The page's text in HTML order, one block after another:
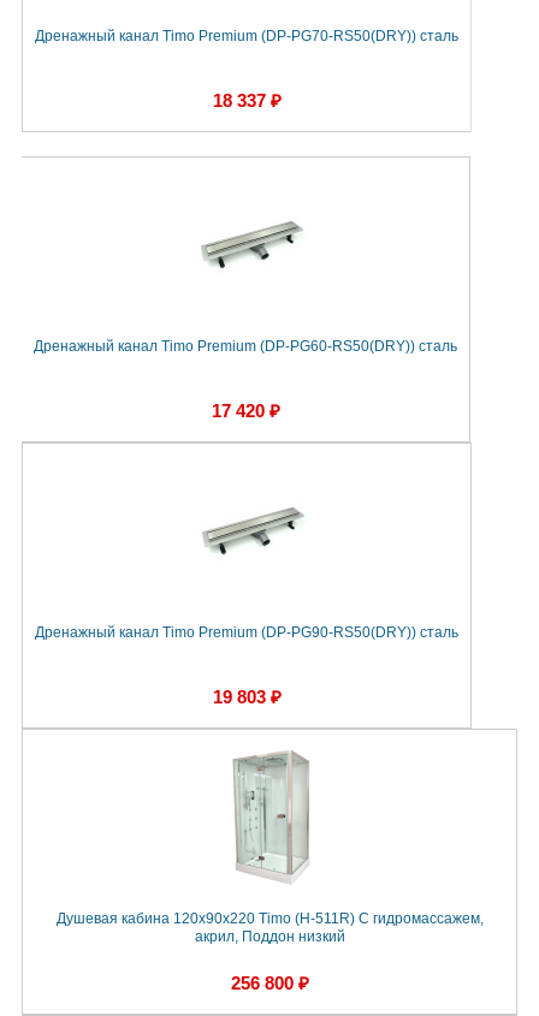
Дренажный канал Timo Premium (DP-PG70-RS50(DRY)) сталь
18 337 ₽
Дренажный канал Timo Premium (DP-PG60-RS50(DRY)) сталь
17 420 ₽
Дренажный канал Timo Premium (DP-PG90-RS50(DRY)) сталь
19 803 ₽
Душевая кабина 120x90x220 Timo (H-511R) С гидромассажем,
акрил, Поддон низкий
256 800 ₽